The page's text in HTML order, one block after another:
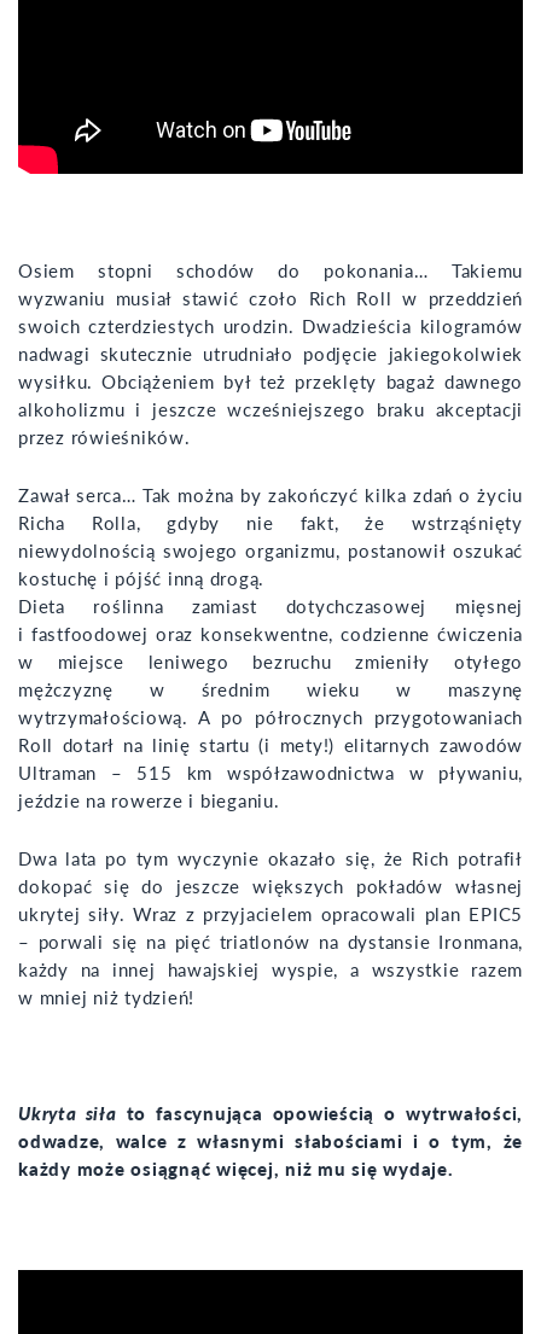
Osiem stopni schodów do pokonania… Takiemu
wyzwaniu musiał stawić czoło Rich Roll w przeddzień
swoich czterdziestych urodzin. Dwadzieścia kilogramów
nadwagi skutecznie utrudniało podjęcie jakiegokolwiek
wysiłku. Obciążeniem był też przeklęty bagaż dawnego
alkoholizmu i jeszcze wcześniejszego braku akceptacji
przez rówieśników.
Zawał serca… Tak można by zakończyć kilka zdań o życiu
Richa Rolla, gdyby nie fakt, że wstrząśnięty
niewydolnością swojego organizmu, postanowił oszukać
kostuchę i pójść inną drogą.
Dieta roślinna zamiast dotychczasowej mięsnej
i fastfoodowej oraz konsekwentne, codzienne ćwiczenia
w miejsce leniwego bezruchu zmieniły otyłego
mężczyznę w średnim wieku w maszynę
wytrzymałościową. A po półrocznych przygotowaniach
Roll dotarł na linię startu (i mety!) elitarnych zawodów
Ultraman – 515 km współzawodnictwa w pływaniu,
jeździe na rowerze i bieganiu.
Dwa lata po tym wyczynie okazało się, że Rich potrafił
dokopać się do jeszcze większych pokładów własnej
ukrytej siły. Wraz z przyjacielem opracowali plan EPIC5
– porwali się na pięć triatlonów na dystansie Ironmana,
każdy na innej hawajskiej wyspie, a wszystkie razem
w mniej niż tydzień!
Ukryta siła to fascynująca opowieścią o wytrwałości,
odwadze, walce z własnymi słabościami i o tym, że
każdy może osiągnąć więcej, niż mu się wydaje.